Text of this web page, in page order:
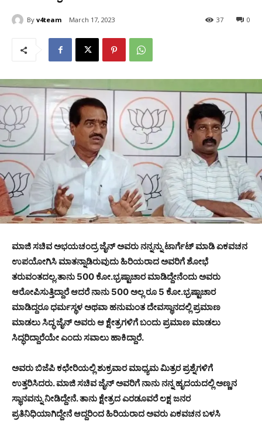
By v4team March 17, 2023 0
37
ಮಾಜಿ ಸಚಿವ ಅಭಯಚಂದ್ರ ಜೈನ್ ಅವರು ನನ್ನನ್ನು ಟಾರ್ಗೆಟ್ ಮಾಡಿ ಏಕವಚನ
ಉಪಯೋಗಿಸಿ ಮಾತನ್ನಾಡಿರುವುದು ಹಿರಿಯರಾದ ಅವರಿಗೆ ಶೋಭೆ
ತರುವಂತದಲ್ಲ.ತಾನು 500 ಕೋ.ಭ್ರಷ್ಟಾಚಾರ ಮಾಡಿದ್ದೇನೆಂದು ಅವರು
ಆರೋಪಿಸುತ್ತಿದ್ದಾರೆ ಆದರೆ ನಾನು 500 ಅಲ್ಲ ರೂ 5 ಕೋ.ಭ್ರಷ್ಟಾಚಾರ
ಮಾಡಿದ್ದರೂ ಧರ್ಮಸ್ಥಳ ಅಥವಾ ಹನುಮಂತ ದೇವಸ್ಥಾನದಲ್ಲಿ ಪ್ರಮಾಣ
ಮಾಡಲು ಸಿದ್ಧ ಜೈನ್ ಅವರು ಆ ಕ್ಷೇತ್ರಗಳಿಗೆ ಬಂದು ಪ್ರಮಾಣ ಮಾಡಲು
ಸಿದ್ಧರಿದ್ದಾರೆಯೇ ಎಂದು ಸವಾಲು ಹಾಕಿದ್ದಾರೆ.
ಅವರು ಬಿಜೆಪಿ ಕಛೇರಿಯಲ್ಲಿ ಶುಕ್ರವಾರ ಮಾಧ್ಯಮ ಮಿತ್ರರ ಪ್ರಶ್ನೆಗಳಿಗೆ
ಉತ್ತರಿಸಿದರು. ಮಾಜಿ ಸಚಿವ ಜೈನ್ ಅವರಿಗೆ ನಾನು ನನ್ನ ಹೃದಯದಲ್ಲಿ ಅಣ್ಣನ
ಸ್ಥಾನವನ್ನು ನೀಡಿದ್ದೇನೆ. ತಾನು ಕ್ಷೇತ್ರದ ಎರಡೂವರೆ ಲಕ್ಷ ಜನರ
ಪ್ರತಿನಿಧಿಯಾಗಿದ್ದೇನೆ ಆದ್ದರಿಂದ ಹಿರಿಯರಾದ ಅವರು ಏಕವಚನ ಬಳಸಿ